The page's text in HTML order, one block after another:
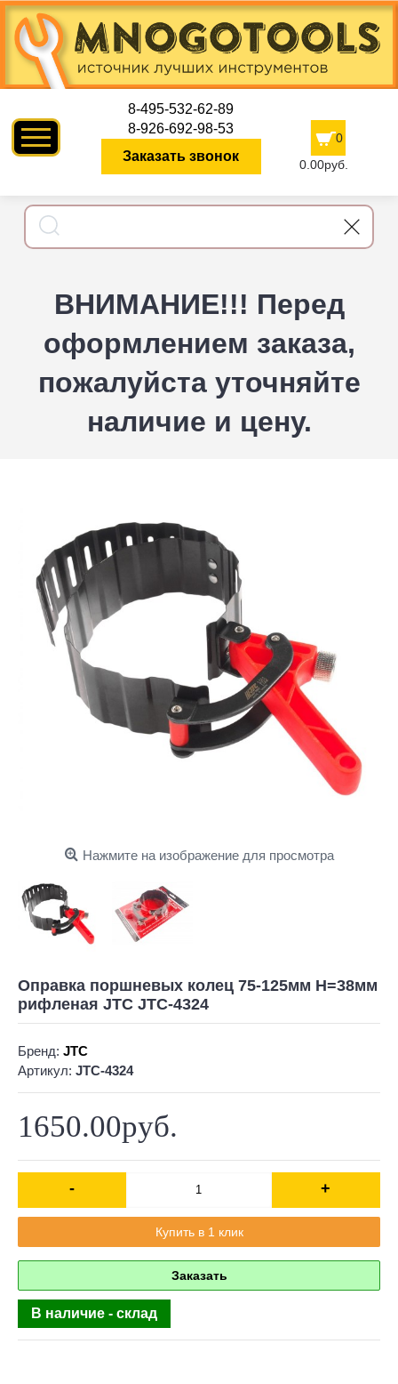
8-495-532-62-89
8-926-692-98-53
Заказать звонок
0
0.00руб.
ВНИМАНИЕ!!! Перед
оформлением заказа,
пожалуйста уточняйте
наличие и цену.
Нажмите на изображение для просмотра
Оправка поршневых колец 75-125мм H=38мм
рифленая JTC JTC-4324
Бренд: JTC
Артикул: JTC-4324
1650.00руб.
- +
Купить в 1 клик
Заказать
В наличие - склад